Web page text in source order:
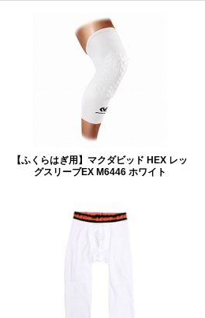
【ふくらはぎ用】マクダビッド HEX レッ
グスリーブEX M6446 ホワイト